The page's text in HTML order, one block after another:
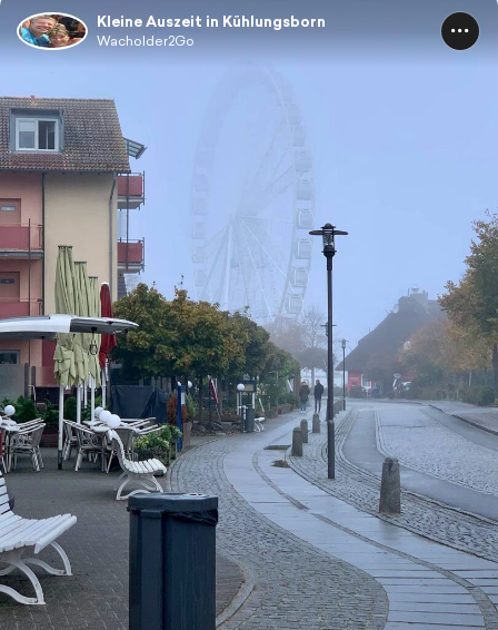
Kleine Auszeit in Kühlungsborn
Wacholder2Go